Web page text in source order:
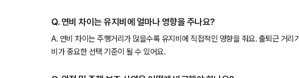
Q. 연비 차이는 유지비에 얼마나 영향을 주나요?
A. 연비 차이는 주행거리가 많을수록 유지비에 직접적인 영향을 줘요. 출퇴근 거리
비가 중요한 선택 기준이 될 수 있어요.